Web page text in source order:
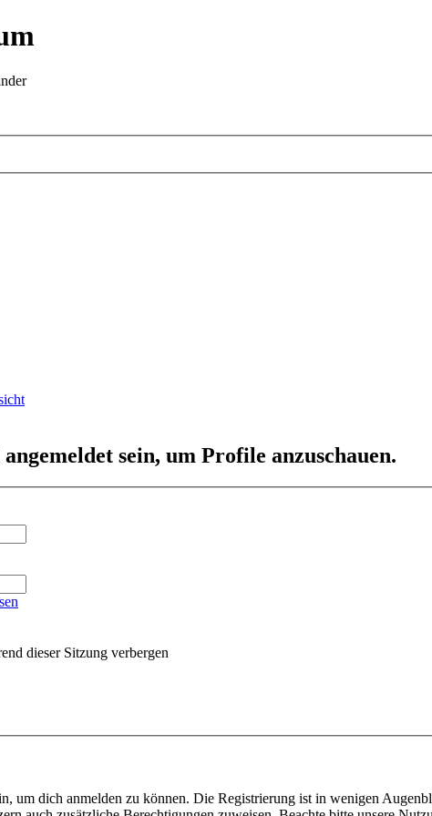
sein, um Profile anzuschauen.
dieser Sitzung verbergen
um dich anmelden zu können. Die Registrierung ist in wenigen